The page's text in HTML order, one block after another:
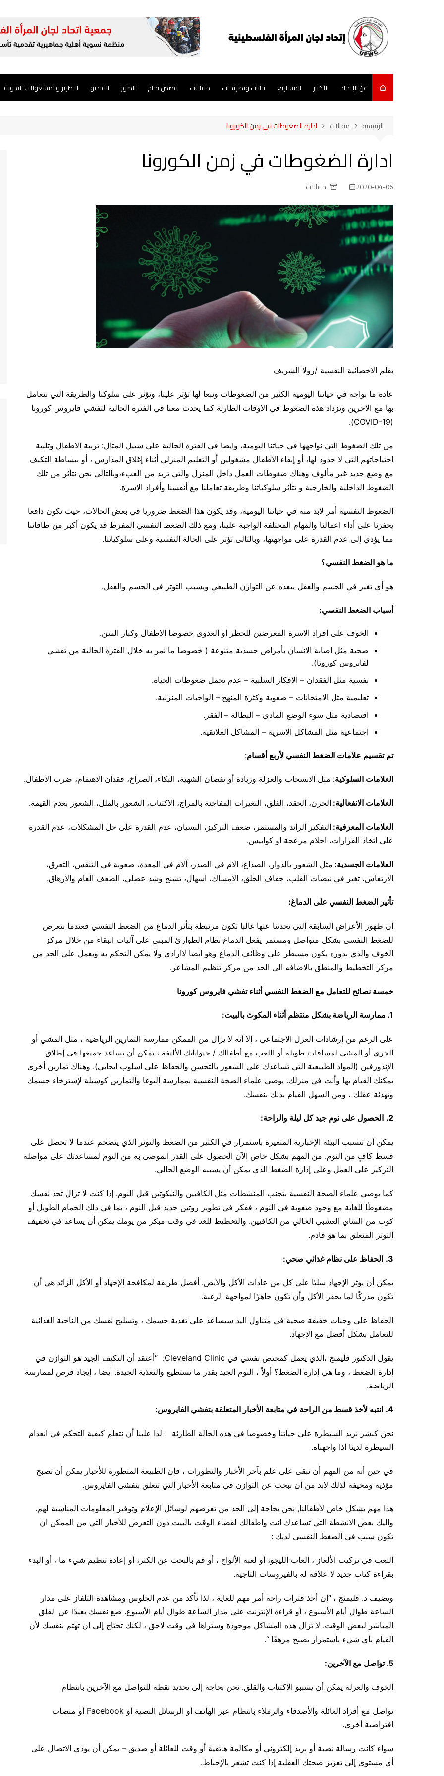
عن الإتحاد الأخبار المشاريع بيانات وتصريحات مقالات قصص نجاح الصور الفيديو التطريز والمشغولات اليدوية
الرئيسية مقالات ادارة الضغوطات في زمن الكورونا
ادارة الضغوطات في زمن الكورونا
2020-04-06 مقالات
بقلم الاخصائية النفسية /رولا الشريف
عادة ما نواجه في حياتنا اليومية الكثير من الضغوطات وتبعا لها تؤثر علينا، وتؤثر على سلوكنا والطريقة التي نتعامل
بها مع الاخرين وتزداد هذه الضغوط في الاوقات الطارئة كما يحدث معنا في الفترة الحالية لتفشي فايروس كورونا
(COVID-19).
من تلك الضغوط التي نواجهها في حياتنا اليومية، وايضا في الفترة الحالية على سبيل المثال: تربية الاطفال وتلبية
احتياجاتهم التي لا حدود لها، أو إبقاء الأطفال مشغولين أو التعليم المنزلي أثناء إغلاق المدارس ، أو ببساطة التكيف
مع وضع جديد غير مألوف وهناك ضغوطات العمل داخل المنزل والتي تزيد من العبء،وبالتالى نحن نتأثر من تلك
الضغوط الداخلية والخارجية و تتأثر سلوكياتنا وطريقة تعاملنا مع أنفسنا وأفراد الاسرة.
الضغوط النفسية أمر لابد منه في حياتنا اليومية، وقد يكون هذا الضغط ضروريا في بعض الحالات، حيث تكون دافعا
يحفزنا على أداء اعمالنا والمهام المختلفة الواجبة علينا، ومع ذلك الضغط النفسي المفرط قد يكون أكبر من طاقاتنا
مما يؤدي إلى عدم القدرة على مواجهتها، وبالتالى تؤثر على الحالة النفسية وعلى سلوكياتنا.
ما هو الضغط النفسي؟
هو أي تغير في الجسم والعقل يبعده عن التوازن الطبيعي ويسبب التوتر في الجسم والعقل.
أسباب الضغط النفسي:
الخوف على افراد الاسرة المعرضين للخطر او العدوى خصوصا الاطفال وكبار السن.
صحية مثل اصابة الانسان بأمراض جسدية متنوعة ( خصوصا ما نمر به خلال الفترة الحالية من تفشي
لفايروس كورونا).
نفسية مثل الفقدان – الافكار السلبية – عدم تحمل ضغوطات الحياة.
تعلىمية مثل الامتحانات – صعوبة وكثرة المنهج – الواجبات المنزلية.
اقتصادية مثل سوء الوضع المادي – البطالة – الفقر.
اجتماعية مثل المشاكل الاسرية – المشاكل العلائقية.
تم تقسيم علامات الضغط النفسي لأربع أقسام:
العلامات السلوكية: مثل الانسحاب والعزلة وزيادة أو نقصان الشهية، البكاء، الصراخ، فقدان الاهتمام، ضرب الاطفال.
العلامات الانفعالية: الحزن، الحقد، القلق، التغيرات المفاجئة بالمزاج، الاكتئاب، الشعور بالملل، الشعور بعدم القيمة.
العلامات المعرفية: التفكير الزائد والمستمر، ضعف التركيز، النسيان، عدم القدرة على حل المشكلات، عدم القدرة
على اتخاذ القرارات، احلام مزعجة او كوابيس.
العلامات الجسدية: مثل الشعور بالدوار، الصداع، الام في الصدر، آلام في المعدة، صعوبة في التنفس، التعرق،
الارتعاش، تغير في نبضات القلب، جفاف الحلق، الامساك، اسهال، تشنج وشد عضلي، الضعف العام والارهاق.
تأثير الضغط النفسي على الدماغ:
ان ظهور الأعراض السابقة التي تحدثنا عنها غالبا تكون مرتبطة بتأثر الدماغ من الضغط النفسي فعندما نتعرض
للضغط النفسي بشكل متواصل ومستمر يفعل الدماغ نظام الطوارئ المبني على آليات البقاء من خلال مركز
الخوف والذي بدوره يكون مسيطر على وظائف الدماغ وهو ايضا لاارادي ولا يمكن التحكم به ويعمل على الحد من
مركز التخطيط والمنطق بالاضافه الى الحد من مركز تنظيم المشاعر.
خمسة نصائح للتعامل مع الضغط النفسي أثناء تفشي فايروس كورونا
1. ممارسة الرياضة بشكل منتظم أثناء المكوث بالبيت:
على الرغم من إرشادات العزل الاجتماعي ، إلا أنه لا يزال من الممكن ممارسة التمارين الرياضية ، مثل المشي أو
الجري أو المشي لمسافات طويلة أو اللعب مع أطفالك / حيواناتك الأليفة ، يمكن أن تساعد جميعها في إطلاق
الإندورفين (المواد الطبيعية التي تساعدك على الشعور بالتحسن والحفاظ على اسلوب ايجابي). وهناك تمارين أخرى
يمكنك القيام بها وأنت في منزلك. يوصي علماء الصحة النفسية بممارسة اليوغا والتمارين كوسيلة لإسترخاء جسمك
وتهدئة عقلك ، ومن السهل القيام بذلك بنفسك.
2. الحصول على نوم جيد كل ليلة والراحة:
يمكن أن تتسبب البيئة الإخبارية المتغيرة باستمرار في الكثير من الضغط والتوتر الذي يتضخم عندما لا تحصل على
قسط كافٍ من النوم. من المهم بشكل خاص الآن الحصول على القدر الموصى به من النوم لمساعدتك على مواصلة
التركيز على العمل وعلى إدارة الضغط الذي يمكن أن يسببه الوضع الحالي.
كما يوصي علماء الصحة النفسية بتجنب المنشطات مثل الكافيين والنيكوتين قبل النوم. إذا كنت لا تزال تجد نفسك
مضغوطًا للغاية مع وجود صعوبة في النوم ، ففكر في تطوير روتين جديد قبل النوم ، بما في ذلك الحمام الطويل أو
كوب من الشاي العشبي الخالي من الكافيين. والتخطيط للغد في وقت مبكر من يومك يمكن أن يساعد في تخفيف
التوتر المتعلق بما هو قادم.
3. الحفاظ على نظام غذائي صحي:
يمكن أن يؤثر الإجهاد سلبًا على كل من عادات الأكل والأيض. أفضل طريقة لمكافحة الإجهاد أو الأكل الزائد هي أن
تكون مدركًا لما يحفز الأكل وأن تكون جاهزًا لمواجهة الرغبة.
الحفاظ على وجبات خفيفة صحية في متناول اليد سيساعد على تغذية جسمك ، وتسليح نفسك من الناحية الغذائية
للتعامل بشكل أفضل مع الإجهاد.
يقول الدكتور فليمنج ،الذي يعمل كمختص نفسي في Cleveland Clinic: “أعتقد أن التكيف الجيد هو التوازن في
إدارة الضغط ، وما هي إدارة الضغط؟ أولاً ، النوم الجيد بقدر ما نستطيع والتغذية الجيدة. أيضا ، إيجاد فرص لممارسة
الرياضة.
4. انتبه لأخذ قسط من الراحة في متابعة الأخبار المتعلقة بتفشي الفايروس:
نحن كبشر نريد السيطرة على حياتنا وخصوصا في هذه الحالة الطارئة ، لذا علينا أن نتعلم كيفية التحكم في انعدام
السيطرة لدينا اذا واجهناه.
في حين أنه من المهم أن نبقى على علم بآخر الأخبار والتطورات ، فإن الطبيعة المتطورة للأخبار يمكن أن تصبح
مؤذية ومخيفة لذلك لابد من ان نبحث عن التوازن في متابعة الأخبار التي تتعلق بتفشي الفايروس.
هذا مهم بشكل خاص لأطفالنا, نحن بحاجة إلى الحد من تعرضهم لوسائل الإعلام وتوفير المعلومات المناسبة لهم.
واليك بعض الانشطة التي تساعدك انت واطفالك لقضاء الوقت بالبيت دون التعرض للأخبار التي من الممكن ان
تكون سبب في الضغط النفسي لديك :
اللعب في تركيب الألغاز ، العاب الليجو، أو لعبة الألواح ، أو قم بالبحث عن الكنز، أو إعادة تنظيم شيء ما ، أو البدء
بقراءة كتاب جديد لا علاقة له بالفيروسات التاجية.
ويضيف د. فليمنج ، “إن أخذ فترات راحة أمر مهم للغاية ، لذا تأكد من عدم الجلوس ومشاهدة التلفاز على مدار
الساعة طوال أيام الأسبوع ، أو قراءة الإنترنت على مدار الساعة طوال أيام الأسبوع. ضع نفسك بعيدًا عن القلق
المباشر لبعض الوقت. لا تزال هذه المشاكل موجودة وستراها في وقت لاحق ، لكنك تحتاج إلى ان تهتم بنفسك لأن
القيام بأي شيء باستمرار يصبح مرهقًا “.
5. تواصل مع الآخرين:
الخوف والعزلة يمكن أن يسببو الاكتئاب والقلق. نحن بحاجة إلى تحديد نقطة للتواصل مع الآخرين بانتظام
تواصل مع أفراد العائلة والأصدقاء والزملاء بانتظام عبر الهاتف أو الرسائل النصية أو Facebook أو منصات
افتراضية أخرى.
سواء كانت رسالة نصية أو بريد إلكتروني أو مكالمة هاتفية أو وقت للعائلة أو صديق – يمكن أن يؤدي الاتصال على
أي مستوى إلى تعزيز صحتك العقلية إذا كنت تشعر بالإحباط.